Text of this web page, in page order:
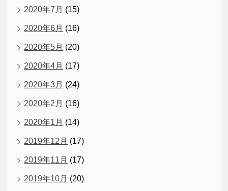
2020年7月 (15)
2020年6月 (16)
2020年5月 (20)
2020年4月 (17)
2020年3月 (24)
2020年2月 (16)
2020年1月 (14)
2019年12月 (17)
2019年11月 (17)
2019年10月 (20)